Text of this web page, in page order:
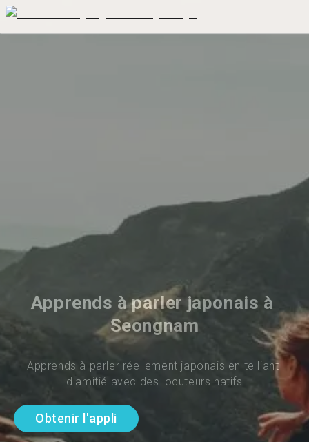
Apprends à parler japonais à
Seongnam
Apprends à parler réellement japonais en te liant
d'amitié avec des locuteurs natifs
Obtenir l'appli